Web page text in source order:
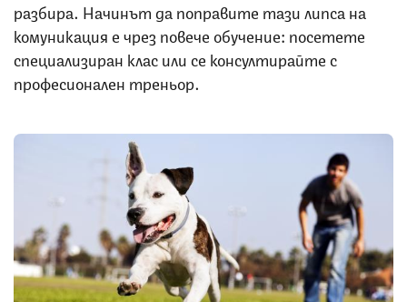
разбира. Начинът да поправите тази липса на
комуникация е чрез повече обучение: посетете
специализиран клас или се консултирайте с
професионален треньор.